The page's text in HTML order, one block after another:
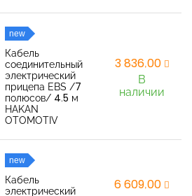
new
Кабель
соединительный
электрический
прицепа EBS /7
полюсов/ 4.5 м
HAKAN
OTOMOTIV
3 836,00
В
наличии
new
Кабель
электрический
6 609,00